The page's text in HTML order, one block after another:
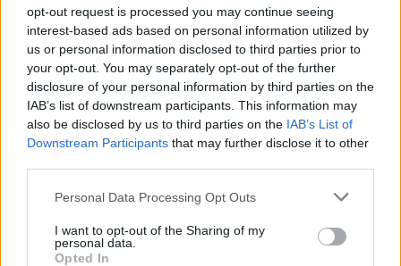
opt-out request is processed you may continue seeing
interest-based ads based on personal information utilized by
us or personal information disclosed to third parties prior to
your opt-out. You may separately opt-out of the further
disclosure of your personal information by third parties on the
IAB’s list of downstream participants. This information may
also be disclosed by us to third parties on the IAB’s List of
Downstream Participants that may further disclose it to other
Personal Data Processing Opt Outs
I want to opt-out of the Sharing of my
personal data.
Opted In
παιδιά ή άτομα της οικογένειας σας.
ΥΓ2, οι φωτογραφίες είναι τραβηγμένες από
εμένα αλλά τα χαρακτηριστικά του προσώπου τα
έσβησα για ευνόητους λόγους»